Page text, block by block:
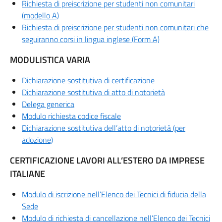
Richiesta di preiscrizione per studenti non comunitari
(modello A)
Richiesta di preiscrizione per studenti non comunitari che
seguiranno corsi in lingua inglese (Form A)
MODULISTICA VARIA
Dichiarazione sostitutiva di certificazione
Dichiarazione sostitutiva di atto di notorietà
Delega generica
Modulo richiesta codice fiscale
Dichiarazione sostitutiva dell’atto di notorietà (per
adozione)
CERTIFICAZIONE LAVORI ALL’ESTERO DA IMPRESE
ITALIANE
Modulo di iscrizione nell’Elenco dei Tecnici di fiducia della
Sede
Modulo di richiesta di cancellazione nell’Elenco dei Tecnici